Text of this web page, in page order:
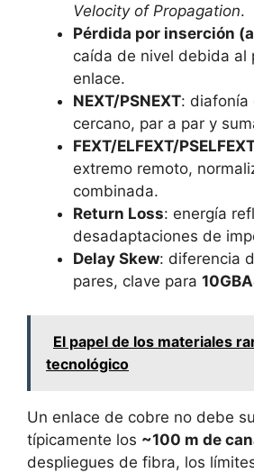
Velocity of Propagation.
Pérdida por inserción
caída de nivel debida al
enlace.
NEXT/PSNEXT: diafonía
cercano, par a par y
FEXT/ELFEXT/
extremo remoto,
combinada.
Return Loss: energía
desadaptaciones de
Delay Skew: diferencia
pares, clave para
El papel de los materiales
tecnológico
Un enlace de cobre no debe
típicamente los ~100 m de
despliegues de fibra, los